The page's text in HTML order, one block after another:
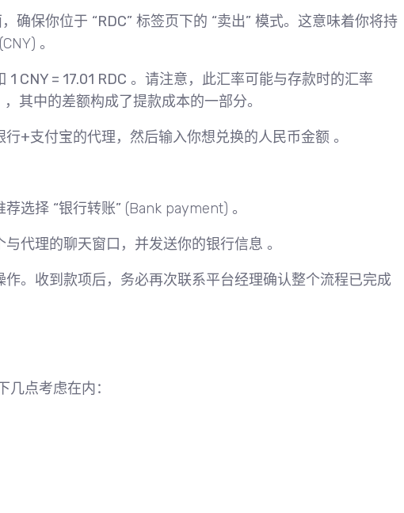
，确保你位于 “RDC” 标签页下的 “卖出” 模式。这意味着你将持
。
1 CNY = 17.01 RDC 。请注意，此汇率可能与存款时的汇率
，其中的差额构成了提款成本的一部分。
行+支付宝的代理，然后输入你想兑换的人民币金额 。
荐选择 “银行转账” (Bank payment) 。
代理的聊天窗口，并发送你的银行信息 。
。收到款项后， 务必再次联系平台经理确认整个流程已完成
点考虑在内：